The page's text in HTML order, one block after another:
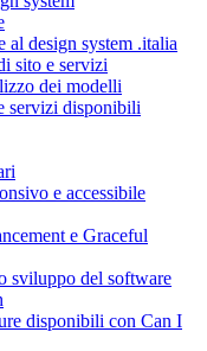
al design system .italia
sito e servizi
dei modelli
servizi disponibili
e accessibile
e Graceful
sviluppo del software
disponibili con Can I